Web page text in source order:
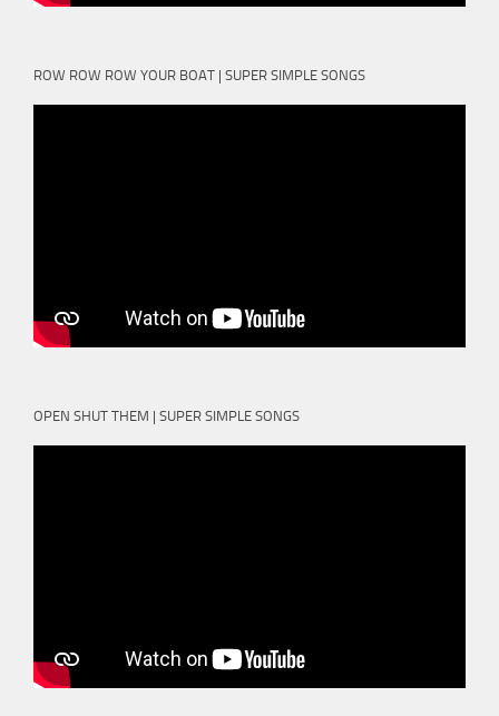
ROW ROW ROW YOUR BOAT | SUPER SIMPLE SONGS
OPEN SHUT THEM | SUPER SIMPLE SONGS